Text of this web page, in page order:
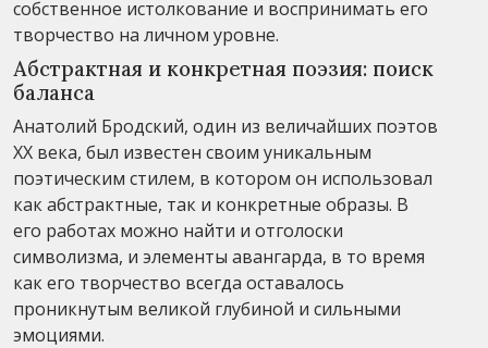
собственное истолкование и воспринимать его
творчество на личном уровне.
Абстрактная и конкретная поэзия: поиск
баланса
Анатолий Бродский, один из величайших поэтов
XX века, был известен своим уникальным
поэтическим стилем, в котором он использовал
как абстрактные, так и конкретные образы. В
его работах можно найти и отголоски
символизма, и элементы авангарда, в то время
как его творчество всегда оставалось
проникнутым великой глубиной и сильными
эмоциями.